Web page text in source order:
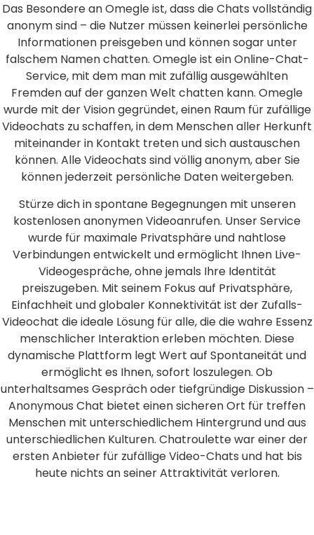
Das Besondere an Omegle ist, dass die Chats vollständig
anonym sind – die Nutzer müssen keinerlei persönliche
Informationen preisgeben und können sogar unter
falschem Namen chatten. Omegle ist ein Online-Chat-
Service, mit dem man mit zufällig ausgewählten
Fremden auf der ganzen Welt chatten kann. Omegle
wurde mit der Vision gegründet, einen Raum für zufällige
Videochats zu schaffen, in dem Menschen aller Herkunft
miteinander in Kontakt treten und sich austauschen
können. Alle Videochats sind völlig anonym, aber Sie
können jederzeit persönliche Daten weitergeben.
Stürze dich in spontane Begegnungen mit unseren
kostenlosen anonymen Videoanrufen. Unser Service
wurde für maximale Privatsphäre und nahtlose
Verbindungen entwickelt und ermöglicht Ihnen Live-
Videogespräche, ohne jemals Ihre Identität
preiszugeben. Mit seinem Fokus auf Privatsphäre,
Einfachheit und globaler Konnektivität ist der Zufalls-
Videochat die ideale Lösung für alle, die die wahre Essenz
menschlicher Interaktion erleben möchten. Diese
dynamische Plattform legt Wert auf Spontaneität und
ermöglicht es Ihnen, sofort loszulegen. Ob
unterhaltsames Gespräch oder tiefgründige Diskussion –
Anonymous Chat bietet einen sicheren Ort für treffen
Menschen mit unterschiedlichem Hintergrund und aus
unterschiedlichen Kulturen. Chatroulette war einer der
ersten Anbieter für zufällige Video-Chats und hat bis
heute nichts an seiner Attraktivität verloren.